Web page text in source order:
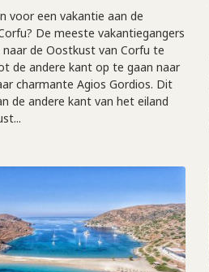
voor een vakantie aan de
De meeste vakantiegangers
naar de Oostkust van Corfu te
de andere kant op te gaan naar
charmante Agios Gordios. Dit
de andere kant van het eiland